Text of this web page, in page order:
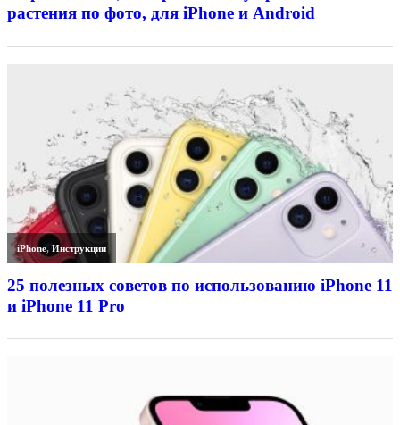
растения по фото, для iPhone и Android
iPhone,Инструкции
25 полезных советов по использованию iPhone 11
и iPhone 11 Pro